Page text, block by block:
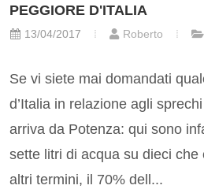
PEGGIORE D'ITALIA
13/04/2017 Roberto
Se vi siete mai domandati
d’Italia in relazione agli
arriva da Potenza: qui sono
sette litri di acqua su dieci che
altri termini, il 70% dell...